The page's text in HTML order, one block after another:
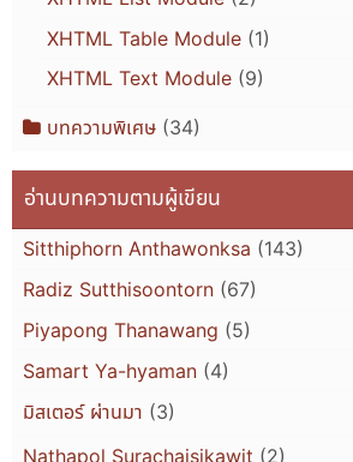
XHTML Table Module(1)
XHTML Text Module(9)
บทความพิเศษ(34)
อ่านบทความตามผู้เขียน
Sitthiphorn Anthawonksa (143)
Radiz Sutthisoontorn (67)
Piyapong Thanawang (5)
Samart Ya-hyaman (4)
มิสเตอร์ ผ่านมา (3)
Nathapol Surachaisikawit (2)